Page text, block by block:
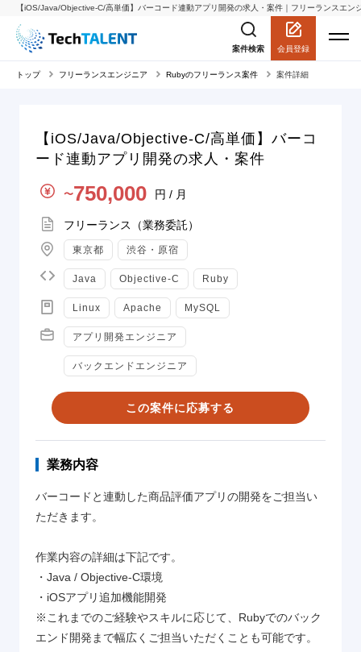
【iOS/Java/Objective-C/高単価】バーコード連動アプリ開発の求人・案件｜フリーランスエ
案件検索 会員登録
トップ フリーランスエンジニア Rubyのフリーランス案件 案件詳細
【iOS/Java/Objective-C/高単価】バーコ
ード連動アプリ開発の求人・案件
単価
〜750,000 円 / 月
地域
東京都 渋谷・原宿
フリーランス（業務委託）
言語
Java Objective-C Ruby
スキル
Linux Apache MySQL
職種
アプリ開発エンジニア
バックエンドエンジニア
この案件に応募する
業務内容
バーコードと連動した商品評価アプリの開発をご担当い
ただきます。
作業内容の詳細は下記です。
・Java / Objective-C環境
・iOSアプリ追加機能開発
※これまでのご経験やスキルに応じて、Rubyでのバック
エンド開発まで幅広くご担当いただくことも可能です。